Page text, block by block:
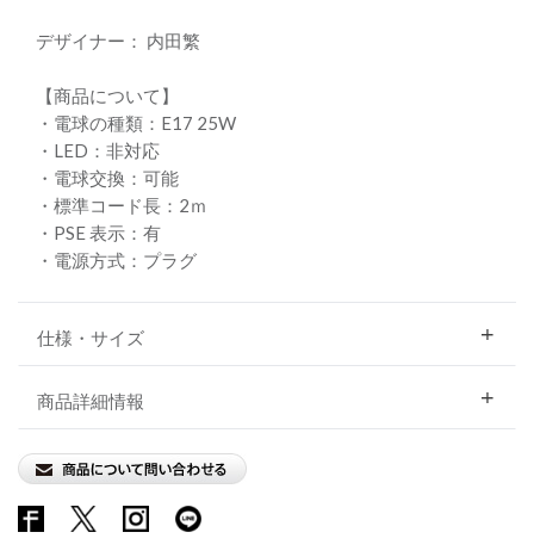
デザイナー： 内田繁
【商品について】
・電球の種類：E17 25W
・LED：非対応
・電球交換：可能
・標準コード長：2ｍ
・PSE 表示：有
・電源方式：プラグ
仕様・サイズ
商品詳細情報